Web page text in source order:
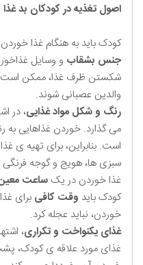
اصول تغذیه در کودکان بد غذا
کودک باید به هنگام غذا
جنس بشقاب و وسایل
شکستن ظرف غذا، ممکن است
والدین عصبانی شوند.
رنگ و شکل مواد غذایی، در
می گذارد. خوردن غذاهایی به
است. بنابراین، برای تهیه ی
سبزی ها، هویج و گوجه فرنگی
غذا خوردن در یک ساعت
کودک باید وقت کافی برای
خوردن، نباید عجله کرد.
غذای یکنواخت و تکراری،
غذای مورد علاقه ی کودک،